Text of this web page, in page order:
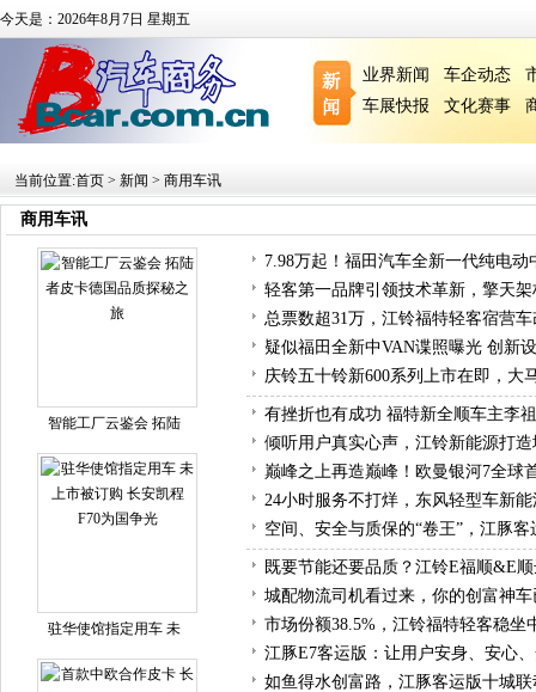
今天是：2026年8月7日 星期五
业界新闻 车企动态
车展快报
文化赛事
当前位置:首页 > 新闻 > 商用车讯
商用车讯
智能工厂云鉴会 拓陆
驻华使馆指定用车 未
7.98万起！福田汽车全新一代纯电
轻客第一品牌引领技术革新，擎天
总票数超31万，江铃福特轻客宿营
疑似福田全新中VAN谍照曝光 创新
庆铃五十铃新600系列上市在即，大
有挫折也有成功 福特新全顺车主李
倾听用户真实心声，江铃新能源打
巅峰之上再造巅峰！欧曼银河7全球
24小时服务不打烊，东风轻型车新
空间、安全与质保的“卷王”，江豚
既要节能还要品质？江铃E福顺&E
城配物流司机看过来，你的创富神
市场份额38.5%，江铃福特轻客稳坐
江豚E7客运版：让用户安身、安心
如鱼得水创富路，江豚客运版十城